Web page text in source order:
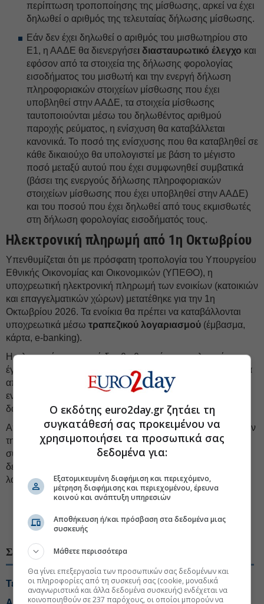
περίπτωση τροποποίησης της μίσθωσης, αρκεί να έχει
δηλωθεί ο αριθμός της τελευταίας δήλωσης μίσθωσης.
Εάν δεν έχει δηλωθεί ο αριθμός του μισθωτηρίου στο
Ε1, η ΑΑΔΕ θα διενεργήσει διασταυρωτικό έλεγχο και
εφόσον από τα στοιχεία της δήλωσης φορολογίας
εισοδήματος του μισθωτή και την ενεργή δήλωση
πληροφοριακών στοιχείων μίσθωσης που έχει
υποβληθεί στην ΑΑΔΕ, τα στοιχεία μίσθωσης
ταυτοποιούνται μέσω του δηλωθέντος αριθμού
παροχής ρεύματος, η ενίσχυση θα καταβάλλεται
κανονικά. Το ποσό της ενίσχυσης που θα καταβληθεί σε
κάθε δικαιούχο θα υπολογιστεί με βάση το μέγιστο
ποσό μεταξύ αυτού που έχει συμφωνηθεί συμβατικά
(βάσει της ενεργούς δήλωσης πληροφοριακών
στοιχείων μίσθωσης που έχει υποβληθεί στην ΑΑΔΕ)
και του ποσού που έχει δηλωθεί από τους εκμισθωτές
στη δήλωση φορολογίας εισοδήματός τους.
Ηλεκτρονική πληρωμή από 1η Οκτωβρίου
Υπενθυμίζεται ότι με πρόσφατη τροπολογία του Υπουργείου
Εθνικής Οικονομίας και Οικονομικών (ΥΠΕΘΟ), η
υποχρεωτική ηλεκτρονική πληρωμή των ενοικίων (κατοικιών
και επαγγελματικών χώρων) μετατέθηκε για την 1η
Οκτωβρίου 2026. Τα ενοίκια θα πρέπει να καταβάλλονται
υποχρεωτικά μέσω τραπεζικού λογαριασμού (έμβασμα,
κάρτα, e-banking).
Η πληρωμή με μετρητά δεν θα θεωρείται φορολογικά
έγκυρη, κάτι που σημαίνει ότι ο ιδιοκτήτης δεν θα μπορεί να
αποδείξει την είσπραξη σε περίπτωση ελέγχου και ο
ενοικιαστής δεν θα μπορεί να κατοχυρώσει το ενοίκιο ως
δαπάνη.
Απ’ την άλλη, οι ιδιοκτήτες ακινήτων κινδυνεύουν να χάσουν
την
αυτόματη έκπτωση 5% (για δαπάνες επισκευής και
συντήρησης) στο φορολογητέο εισόδημα από ενοίκια, εάν
δεν τα εισπράττουν αποκλειστικά μέσω τραπεζικού
λογαριασμού.
#Ενοίκιο κατοικίας #ΕΣΥ, Εθνικό Σύστημα Υγείας
#Εκπαίδευση
ΣΧΕΤΙΚΑ ΘΕΜΑΤΑ
Τέλος στα ενοίκια με μετρητά από Οκτώβριο
Ο εκδότης euro2day.gr ζητάει τη
συγκατάθεσή σας προκειμένου να
χρησιμοποιήσει τα προσωπικά σας
δεδομένα για:
Εξατομικευμένη διαφήμιση και περιεχόμενο,
μέτρηση διαφήμισης και περιεχομένου, έρευνα
κοινού και ανάπτυξη υπηρεσιών
Αποθήκευση ή/και πρόσβαση στα δεδομένα μιας
συσκευής
Μάθετε περισσότερα
Θα γίνει επεξεργασία των προσωπικών σας δεδομένων και
οι πληροφορίες από τη συσκευή σας (cookie, μοναδικά
αναγνωριστικά και άλλα δεδομένα συσκευής) ενδέχεται να
κοινοποιηθούν σε 237 παρόχους, οι οποίοι μπορούν να